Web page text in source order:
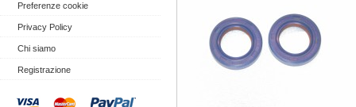
Preferenze cookie
Privacy Policy
Chi siamo
Registrazione